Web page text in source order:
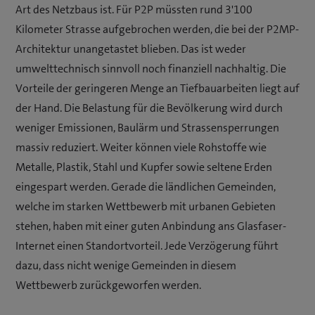
Art des Netzbaus ist. Für P2P müssten rund 3'100
Kilometer Strasse aufgebrochen werden, die bei der P2MP-
Architektur unangetastet blieben. Das ist weder
umwelttechnisch sinnvoll noch finanziell nachhaltig. Die
Vorteile der geringeren Menge an Tiefbauarbeiten liegt auf
der Hand. Die Belastung für die Bevölkerung wird durch
weniger Emissionen, Baulärm und Strassensperrungen
massiv reduziert. Weiter können viele Rohstoffe wie
Metalle, Plastik, Stahl und Kupfer sowie seltene Erden
eingespart werden. Gerade die ländlichen Gemeinden,
welche im starken Wettbewerb mit urbanen Gebieten
stehen, haben mit einer guten Anbindung ans Glasfaser-
Internet einen Standortvorteil. Jede Verzögerung führt
dazu, dass nicht wenige Gemeinden in diesem
Wettbewerb zurückgeworfen werden.